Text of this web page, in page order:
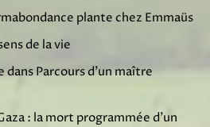
plante chez Emmaüs
de la vie
dansParcours d’un maître
: la mort programmée d’un